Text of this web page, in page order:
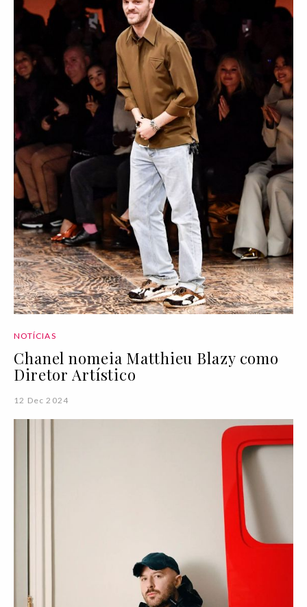
NOTÍCIAS
Chanel nomeia Matthieu Blazy como
Diretor Artístico
12 Dec 2024